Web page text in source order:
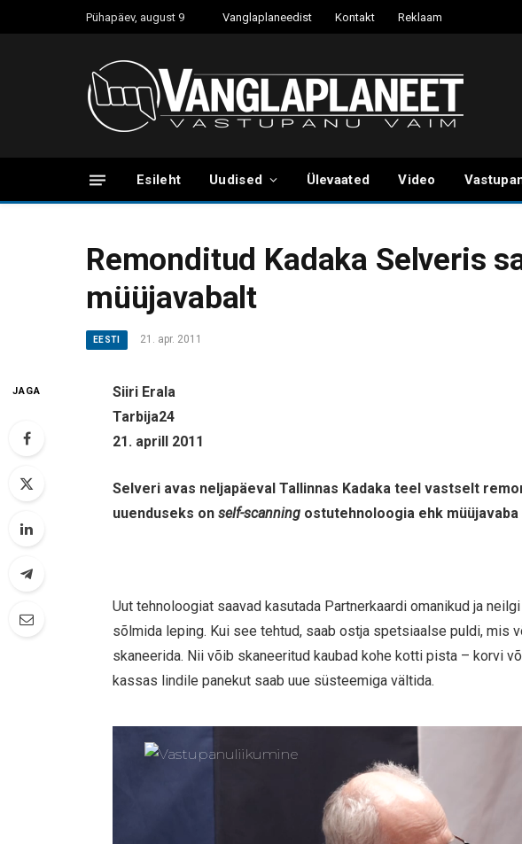
Pühapäev, august 9 Vanglaplaneedist Kontakt Reklaam
Esileht Uudised Ülevaated Video
Remonditud Kadaka Selveris
müüjavabalt
EESTI 21. apr. 2011
JAGA
Siiri Erala
Tarbija24
21. aprill 2011
Selveri avas neljapäeval Tallinnas Kadaka teel vastselt
uuenduseks onself-scanning ostutehnoloogia ehk
Uut tehnoloogiat saavad kasutada Partnerkaardi omanikud ja
sõlmida leping. Kui see tehtud, saab ostja spetsiaalse puldi, mis
skaneerida. Nii võib skaneeritud kaubad kohe kotti pista – korvi
kassas lindile panekut saab uue süsteemiga vältida.